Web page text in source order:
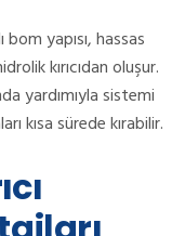
yapısı, hassas
kırıcıdan oluşur.
yardımıyla sistemi
kısa sürede kırabilir.